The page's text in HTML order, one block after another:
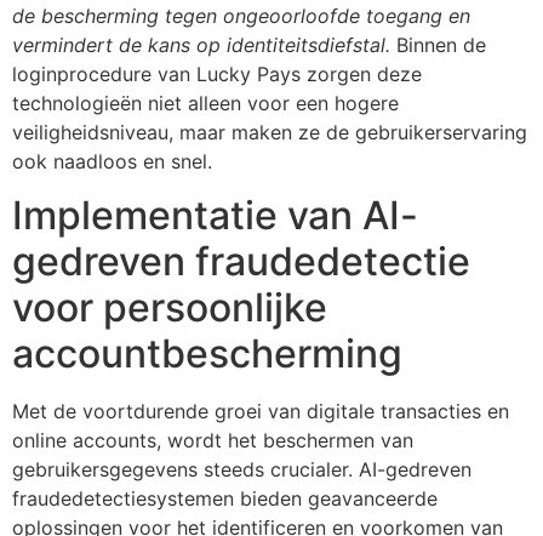
de bescherming tegen ongeoorloofde toegang en
vermindert de kans op identiteitsdiefstal. Binnen de
loginprocedure van Lucky Pays zorgen deze
technologieën niet alleen voor een hogere
veiligheidsniveau, maar maken ze de gebruikerservaring
ook naadloos en snel.
Implementatie van AI-
gedreven fraudedetectie
voor persoonlijke
accountbescherming
Met de voortdurende groei van digitale transacties en
online accounts, wordt het beschermen van
gebruikersgegevens steeds crucialer. AI-gedreven
fraudedetectiesystemen bieden geavanceerde
oplossingen voor het identificeren en voorkomen van